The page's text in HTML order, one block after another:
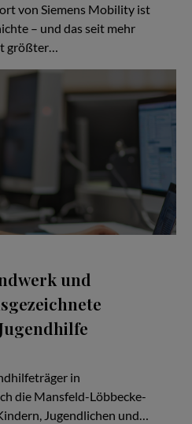
von Siemens Mobility ist
– und das seit mehr
größter…
und
in
die Mansfeld-Löbbecke-
Jugendlichen und…